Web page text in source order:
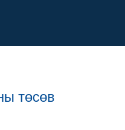
төсөв